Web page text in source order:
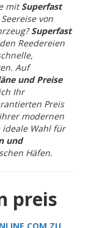
mitSuperfast
von
Superfast
Reedereien
Auf
und Preise
Ihr
Preis
modernen
ideale Wahl für
und
Häfen.
preis